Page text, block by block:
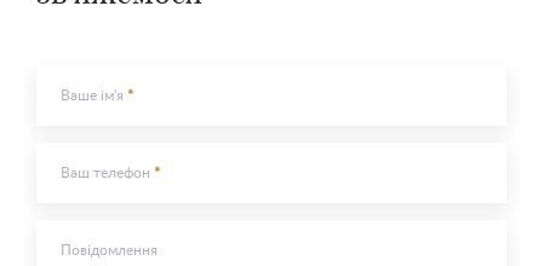
Ваше ім'я
Ваш телефон
Повідомлення
Повідомлення
Повідомлення